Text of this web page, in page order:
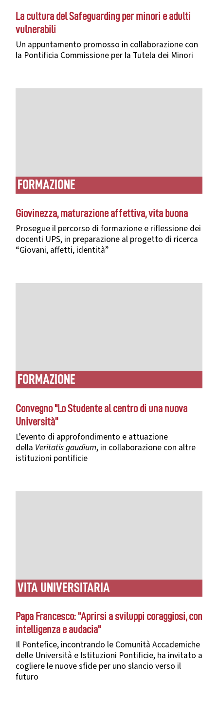
La cultura del Safeguarding per minori e adulti
vulnerabili
Un appuntamento promosso in collaborazione con
la Pontificia Commissione per la Tutela dei Minori
FORMAZIONE
Giovinezza, maturazione affettiva, vita buona
Prosegue il percorso di formazione e riflessione dei
docenti UPS, in preparazione al progetto di ricerca
“Giovani, affetti, identità”
FORMAZIONE
Convegno "Lo Studente al centro di una nuova
Università"
L'evento di approfondimento e attuazione
della Veritatis gaudium, in collaborazione con altre
istituzioni pontificie
VITA UNIVERSITARIA
Papa Francesco: "Aprirsi a sviluppi coraggiosi, con
intelligenza e audacia"
Il Pontefice, incontrando le Comunità Accademiche
delle Università e Istituzioni Pontificie, ha invitato a
cogliere le nuove sfide per uno slancio verso il
futuro